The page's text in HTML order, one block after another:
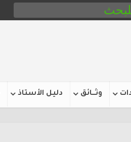
وثـــائق دليل الأستاذ